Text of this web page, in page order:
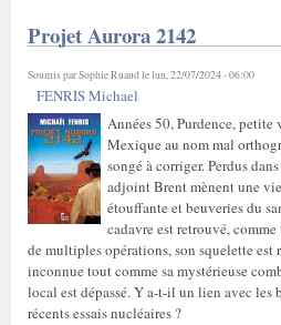
Projet Aurora 2142
Soumis parSophie Ruaudle lun, 22/07/2024 - 06:00
FENRIS Michael
Années 50, Purdence,
Mexique au nom mal
songé à corriger. Perdus
adjoint Brent mènent une
étouffante et beuveries du
cadavre est retrouvé,
de multiples opérations, son squelette est
inconnue tout comme sa mystérieuse
local est dépassé. Y a-t-il un lien avec les
récents essais nucléaires ?